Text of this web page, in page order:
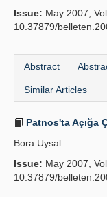
Issue: May 2007,
10.37879/
Abstract
Similar Articles
Patnos'ta Açığa
Bora Uysal
Issue: May 2007,
10.37879/